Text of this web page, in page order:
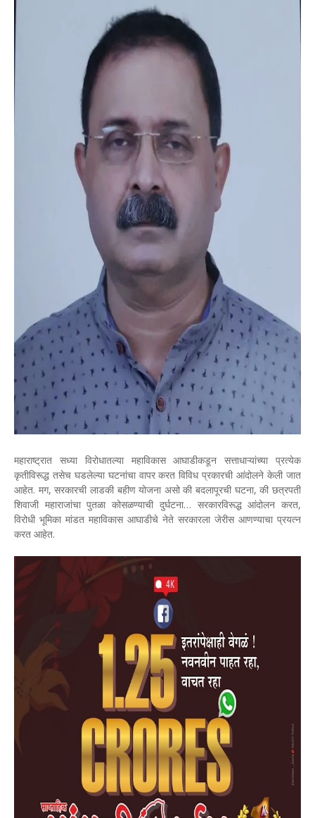
महाराष्ट्रात सध्या विरोधातल्या महाविकास आघाडीकडून सत्ताधाऱ्यांच्या प्रत्येक
कृतीविरूद्ध तसेच घडलेल्या घटनांचा वापर करत विविध प्रकारची आंदोलने केली जात
आहेत. मग, सरकारची लाडकी बहीण योजना असो की बदलापूरची घटना, की छत्रपती
शिवाजी महाराजांचा पुतळा कोसळण्याची दुर्घटना… सरकारविरूद्ध आंदोलन करत,
विरोधी भूमिका मांडत महाविकास आघाडीचे नेते सरकारला जेरीस आणण्याचा प्रयत्न
करत आहेत.